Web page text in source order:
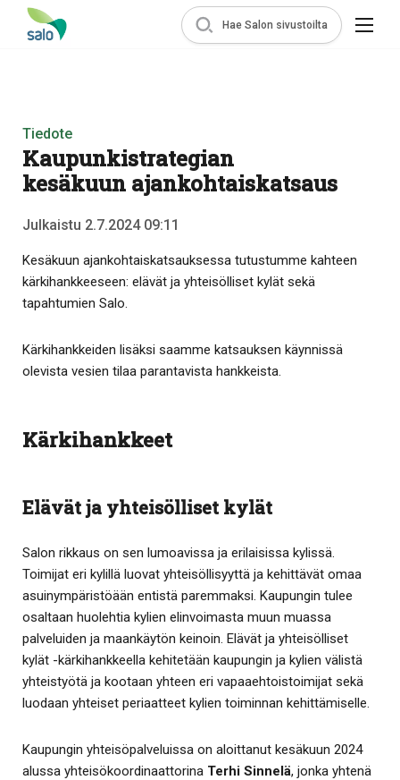
Hae Salon sivustoilta
Tiedote
Kaupunkistrategian
kesäkuun ajankohtaiskatsaus
Julkaistu 2.7.2024 09:11
Kesäkuun ajankohtaiskatsauksessa tutustumme kahteen
kärkihankkeeseen: elävät ja yhteisölliset kylät sekä
tapahtumien Salo.
Kärkihankkeiden lisäksi saamme katsauksen käynnissä
olevista vesien tilaa parantavista hankkeista.
Kärkihankkeet
Elävät ja yhteisölliset kylät
Salon rikkaus on sen lumoavissa ja erilaisissa kylissä.
Toimijat eri kylillä luovat yhteisöllisyyttä ja kehittävät omaa
asuinympäristöään entistä paremmaksi. Kaupungin tulee
osaltaan huolehtia kylien elinvoimasta muun muassa
palveluiden ja maankäytön keinoin. Elävät ja yhteisölliset
kylät -kärkihankkeella kehitetään kaupungin ja kylien välistä
yhteistyötä ja kootaan yhteen eri vapaaehtoistoimijat sekä
luodaan yhteiset periaatteet kylien toiminnan kehittämiselle.
Kaupungin yhteisöpalveluissa on aloittanut kesäkuun 2024
alussa yhteisökoordinaattorina Terhi Sinnelä, jonka yhtenä